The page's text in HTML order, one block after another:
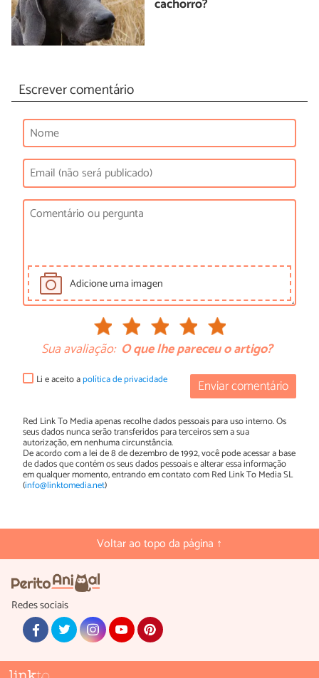
cachorro?
Escrever comentário
Adicione uma imagen
Sua avaliação: O que lhe pareceu o artigo?
Enviar comentário
Li e aceito apolítica de privacidade
Red Link To Media apenas recolhe dados pessoais para uso interno. Os
seus dados nunca serão transferidos para terceiros sem a sua
autorização, em nenhuma circunstância.
De acordo com a lei de 8 de dezembro de 1992, você pode acessar a base
de dados que contém os seus dados pessoais e alterar essa informação
em qualquer momento, entrando em contato com Red Link To Media SL
(info@linktomedia.net)
Voltar ao topo da página ↑
Redes sociais